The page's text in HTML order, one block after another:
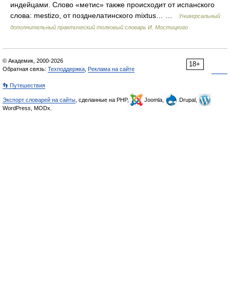
индейцами. Слово «метис» также происходит от испанского
слова: mestizo, от позднелатинского mixtus… …
Универсальный
дополнительный практический толковый словарь И. Мостицкого
18+
© Академик, 2000-2026
Обратная связь: Техподдержка Реклама на сайте
👣 Путешествия
Экспорт словарей на сайты , сделанные на PHP, Joomla,
Drupal,
WordPress, MODx.